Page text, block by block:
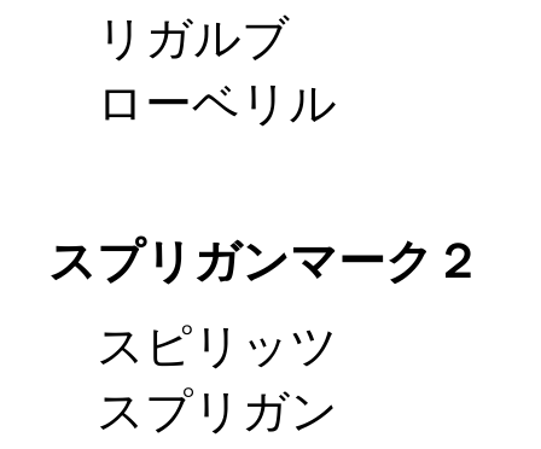
リガルブ
ローベリル
スプリガンマーク２
スピリッツ
スプリガン